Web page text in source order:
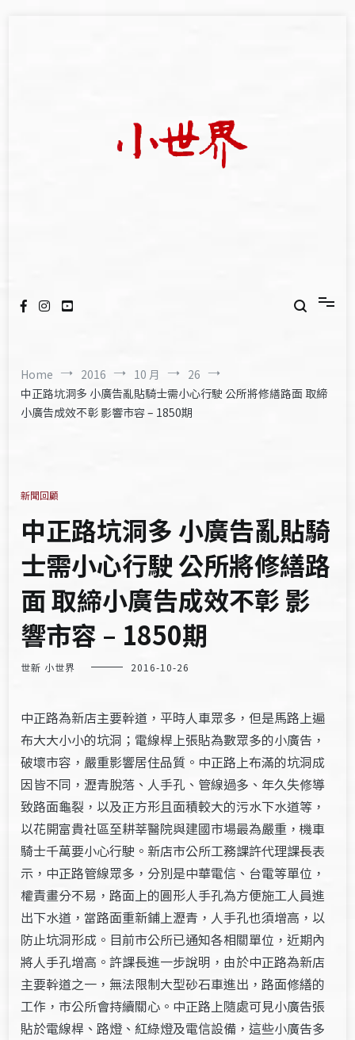
Home 2016 10 月
26
中正路坑洞多 小廣告亂貼騎士需小心行駛 公所將修繕路面 取締
小廣告成效不彰 影響市容 – 1850期
新聞回顧
中正路坑洞多 小廣告亂貼騎
士需小心行駛 公所將修繕路
面 取締小廣告成效不彰 影
響市容 – 1850期
世新 小世界 2016-10-26
中正路為新店主要幹道，平時人車眾多，但是馬路上遍
布大大小小的坑洞；電線桿上張貼為數眾多的小廣告，
破壞市容，嚴重影響居住品質。中正路上布滿的坑洞成
因皆不同，瀝青脫落、人手孔、管線過多、年久失修導
致路面龜裂，以及正方形且面積較大的污水下水道等，
以花開富貴社區至耕莘醫院與建國市場最為嚴重，機車
騎士千萬要小心行駛。新店市公所工務課許代理課長表
示，中正路管線眾多，分別是中華電信、台電等單位，
權責畫分不易，路面上的圓形人手孔為方便施工人員進
出下水道，當路面重新鋪上瀝青，人手孔也須增高，以
防止坑洞形成。目前市公所已通知各相關單位，近期內
將人手孔增高。許課長進一步說明，由於中正路為新店
主要幹道之一，無法限制大型砂石車進出，路面修繕的
工作，市公所會持續關心。中正路上隨處可見小廣告張
貼於電線桿、路燈、紅綠燈及電信設備，這些小廣告多